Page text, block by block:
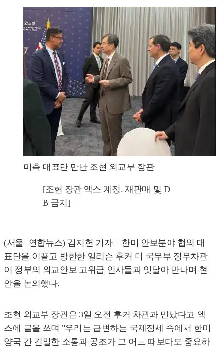
미측 대표단 만난 조현 외교부 장관
[조현 장관 엑스 계정. 재판매 및 D
B 금지]
(서울=연합뉴스) 김지헌 기자 = 한미 안보분야 협의 대
표단을 이끌고 방한한 앨리슨 후커 미 국무부 정무차관
이 정부의 외교안보 고위급 인사들과 잇달아 만나며 현
안을 논의했다.
조현 외교부 장관은 3일 오전 후커 차관과 만났다고 엑
스에 글을 쓰며 "우리는 급변하는 국제정세 속에서 한미
양국 간 긴밀한 소통과 공조가 그 어느 때보다도 중요하